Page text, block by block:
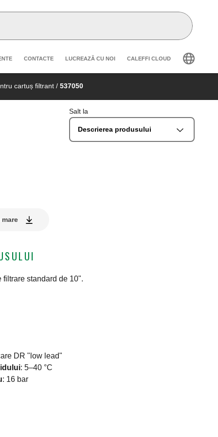
navigation
CONTACTE LUCREAZĂ CU NOI CALEFFI CLOUD
cartuș filtrant / 537050
Salt la
Descrierea produsului
filtrare standard de 10".
DR "low lead"
: 5–40 °C
: 16 bar